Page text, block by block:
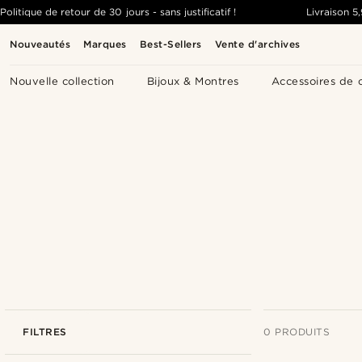
Nouveautés Marques Best-Sellers Vente d'archives
Nouvelle collection Bijoux & Montres Accessoires de
Politique de retour de 30 jours - sans justificatif ! Livraison
FILTRES 0 PRODUITS